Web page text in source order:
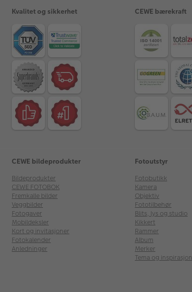
Kvalitet og sikkerhet CEWE bærekraft
CEWE bildeprodukter
Bildeprodukter
CEWE FOTOBOK
Fremkalle bilder
Veggbilder
Fotogaver
Mobildeksler
Kort og invitasjoner
Fotokalender
Anledninger
Fotoutstyr
Fotobutikk
Kamera
Objektiv
Fototilbehør
Blits, lys og studio
Kikkert
Rammer
Album
Merker
Tema og inspirasjon